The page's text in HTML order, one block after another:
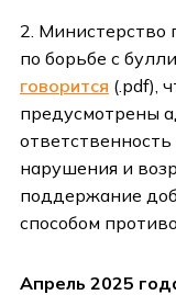
2. Министерство
по борьбе с
говорится (.pdf),
предусмотрены
нарушения и
поддержание
способом
Апрель 2025